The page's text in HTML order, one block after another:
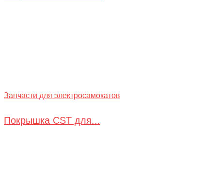
Запчасти для электросамокатов
Покрышка CST для...